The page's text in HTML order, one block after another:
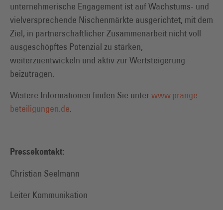
unternehmerische Engagement ist auf Wachstums- und
vielversprechende Nischenmärkte ausgerichtet, mit dem
Ziel, in partnerschaftlicher Zusammenarbeit nicht voll
ausgeschöpftes Potenzial zu stärken,
weiterzuentwickeln und aktiv zur Wertsteigerung
beizutragen.
Weitere Informationen finden Sie unterwww.prange-
beteiligungen.de.
Pressekontakt:
Christian Seelmann
Leiter Kommunikation